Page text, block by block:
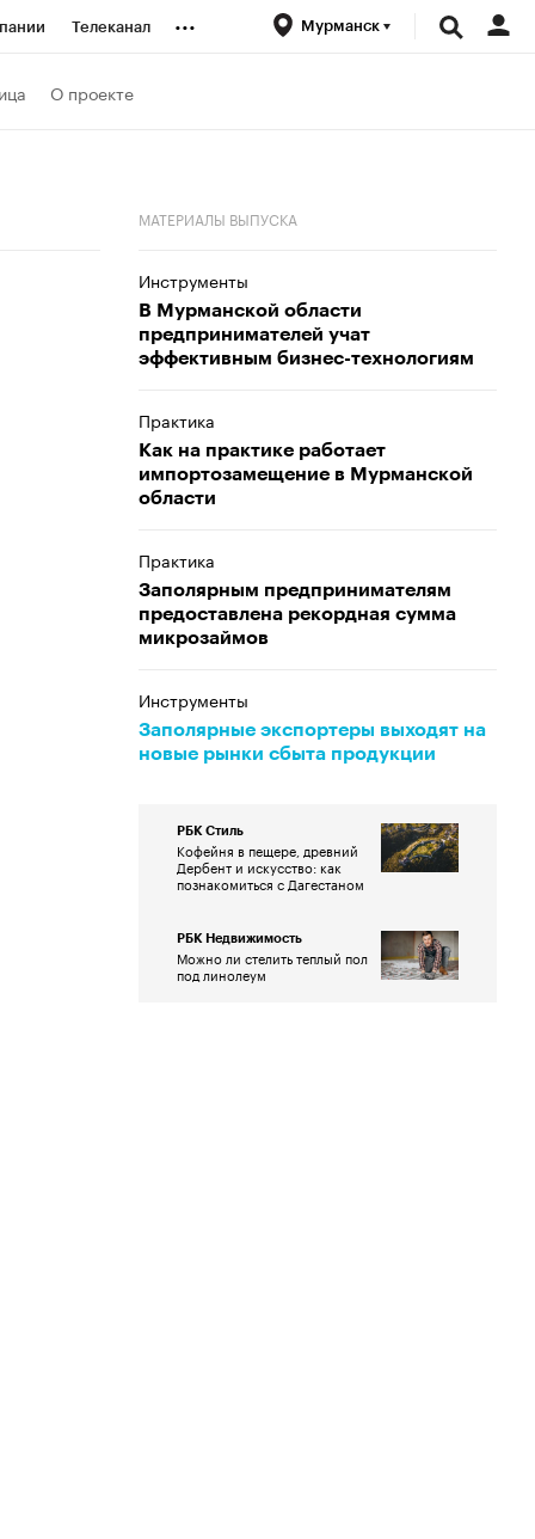
Телеканал ... Мурманск
О проекте
МАТЕРИАЛЫ ВЫПУСКА
Инструменты
В Мурманской области
предпринимателей учат
эффективным бизнес-технологиям
Практика
Как на практике работает
импортозамещение в Мурманской
области
Практика
Заполярным предпринимателям
предоставлена рекордная сумма
микрозаймов
Инструменты
Заполярные экспортеры выходят на
новые рынки сбыта продукции
РБК Стиль
Кофейня в пещере, древний
Дербент и искусство: как
познакомиться с Дагестаном
РБК Недвижимость
Можно ли стелить теплый пол
под линолеум